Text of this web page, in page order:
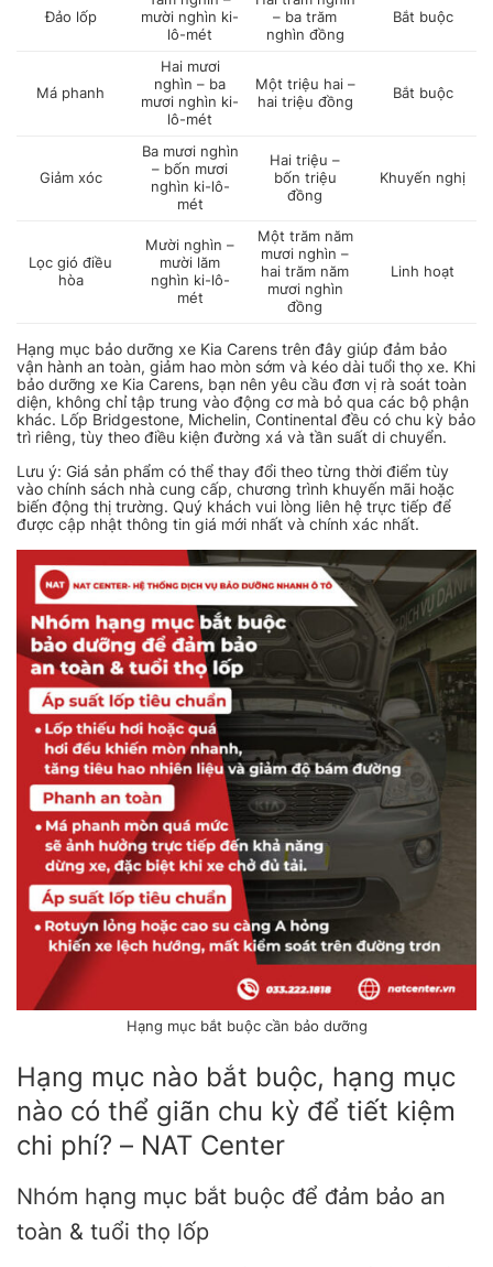
Đảo lốp
mười nghìn ki-
lô-mét
– ba trăm
nghìn đồng
Bắt buộc
Má phanh
Hai mươi
nghìn – ba
mươi nghìn ki-
lô-mét
Một triệu hai –
hai triệu đồng
Bắt buộc
Giảm xóc
Ba mươi nghìn
– bốn mươi
nghìn ki-lô-
mét
Hai triệu –
bốn triệu
đồng
Khuyến nghị
Lọc gió điều
hòa
Mười nghìn –
mười lăm
nghìn ki-lô-
mét
Một trăm năm
mươi nghìn –
hai trăm năm
mươi nghìn
đồng
Linh hoạt
Hạng mục bảo dưỡng xe Kia Carens trên đây giúp đảm bảo
vận hành an toàn, giảm hao mòn sớm và kéo dài tuổi thọ xe. Khi
bảo dưỡng xe Kia Carens, bạn nên yêu cầu đơn vị rà soát toàn
diện, không chỉ tập trung vào động cơ mà bỏ qua các bộ phận
khác. Lốp Bridgestone, Michelin, Continental đều có chu kỳ bảo
trì riêng, tùy theo điều kiện đường xá và tần suất di chuyển.
Lưu ý: Giá sản phẩm có thể thay đổi theo từng thời điểm tùy
vào chính sách nhà cung cấp, chương trình khuyến mãi hoặc
biến động thị trường. Quý khách vui lòng liên hệ trực tiếp để
được cập nhật thông tin giá mới nhất và chính xác nhất.
Hạng mục bắt buộc cần bảo dưỡng
Hạng mục nào bắt buộc, hạng mục
nào có thể giãn chu kỳ để tiết kiệm
chi phí? – NAT Center
Nhóm hạng mục bắt buộc để đảm bảo an
toàn & tuổi thọ lốp